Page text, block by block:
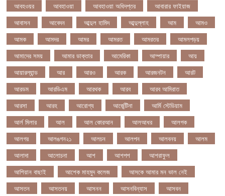
আবহওয়র
আবহাওয়া আবহাওয়া অধিদপ্তর
আবারার ফাইয়াজ
আবাসন
আবেদন আব্দুল হামিদ আব্দুল্লাহ আম
আমও
আমক
আমদর আমর আমরত আমরতর
আমলপড়য়
আমাদের সময়
আমার ডাক্তার আমেরিকা আম্পায়ার
আয়
আয়ারল্যান্ড
আর আরও আরক আরজনটন
আরট
আরডম
আরডিএম আরথক আরব
আরব আমিরাত
আরসা
আরহ আরোগ্য আর্জেন্টিনা
আর্মি স্টেডিয়াম
আর্ল মিলার
আল আল কোরআন আলআধর
আলগক
আলগর
আলঙগন২১ আলচন আলপন আলবনয়
আলম
আলাদা
আলোচনা আশ আশপশ
আশরাফুল
আশিয়ান বাছাই
আশেক মাহমুদ কলেজ
আসকে আমার মন ভাল নেই
আসতন
আসতনয় আসনন আসনবিন্যাস
আসবন